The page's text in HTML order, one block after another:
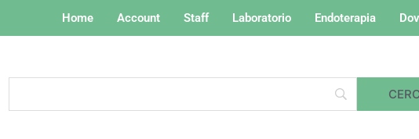
Home Account Staff Laboratorio Endoterapia